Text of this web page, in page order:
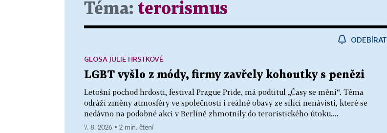
Téma: terorismus
ODEBÍRAT
LGBT vyšlo z módy, firmy zavřely kohoutky s penězi
Letošní pochod hrdosti, festival Prague Pride, má podtitul „Časy se mění“. Téma
odráží změny atmosféry ve společnosti i reálné obavy ze sílící nenávisti, které se
nedávno na podobné akci v Berlíně zhmotnily do teroristického útoku....
GLOSA JULIE HRSTKOVÉ
7. 8. 2026 ▪ 2 min. čtení